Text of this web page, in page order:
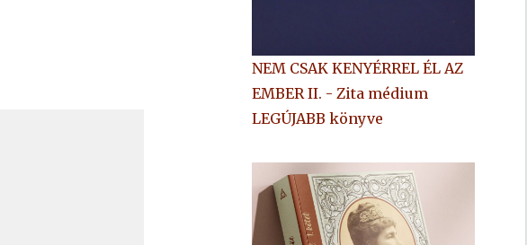
NEM CSAK KENYÉRREL ÉL AZ
EMBER II. - Zita médium
LEGÚJABB könyve